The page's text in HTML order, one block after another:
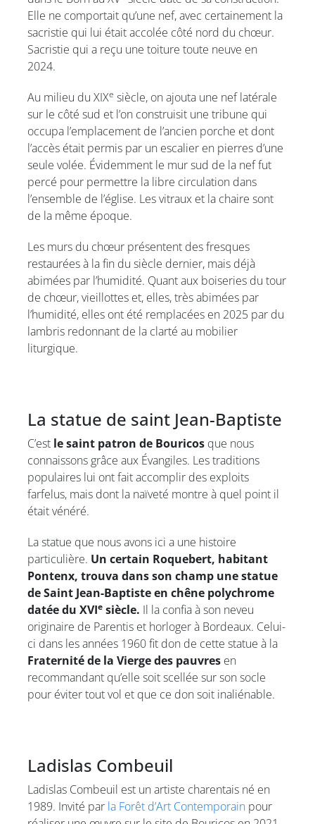
Elle ne comportait qu’une nef, avec certainement la
sacristie qui lui était accolée côté nord du chœur.
Sacristie qui a reçu une toiture toute neuve en
2024.
Au milieu du XIXe siècle, on ajouta une nef latérale
sur le côté sud et l’on construisit une tribune qui
occupa l’emplacement de l’ancien porche et dont
l’accès était permis par un escalier en pierres d’une
seule volée. Évidemment le mur sud de la nef fut
percé pour permettre la libre circulation dans
l’ensemble de l’église. Les vitraux et la chaire sont
de la même époque.
Les murs du chœur présentent des fresques
restaurées à la fin du siècle dernier, mais déjà
abimées par l’humidité. Quant aux boiseries du tour
de chœur, vieillottes et, elles, très abimées par
l’humidité, elles ont été remplacées en 2025 par du
lambris redonnant de la clarté au mobilier
liturgique.
La statue de saint Jean-Baptiste
C’est le saint patron de Bouricos que nous
connaissons grâce aux Évangiles. Les traditions
populaires lui ont fait accomplir des exploits
farfelus, mais dont la naïveté montre à quel point il
était vénéré.
La statue que nous avons ici a une histoire
particulière. Un certain Roquebert, habitant
Pontenx, trouva dans son champ une statue
de Saint Jean-Baptiste en chêne polychrome
datée du XVIe siècle. Il la confia à son neveu
originaire de Parentis et horloger à Bordeaux. Celui-
ci dans les années 1960 fit don de cette statue à la
Fraternité de la Vierge des pauvres en
recommandant qu’elle soit scellée sur son socle
pour éviter tout vol et que ce don soit inaliénable.
Ladislas Combeuil
Ladislas Combeuil est un artiste charentais né en
1989. Invité par la Forêt d’Art Contemporain pour